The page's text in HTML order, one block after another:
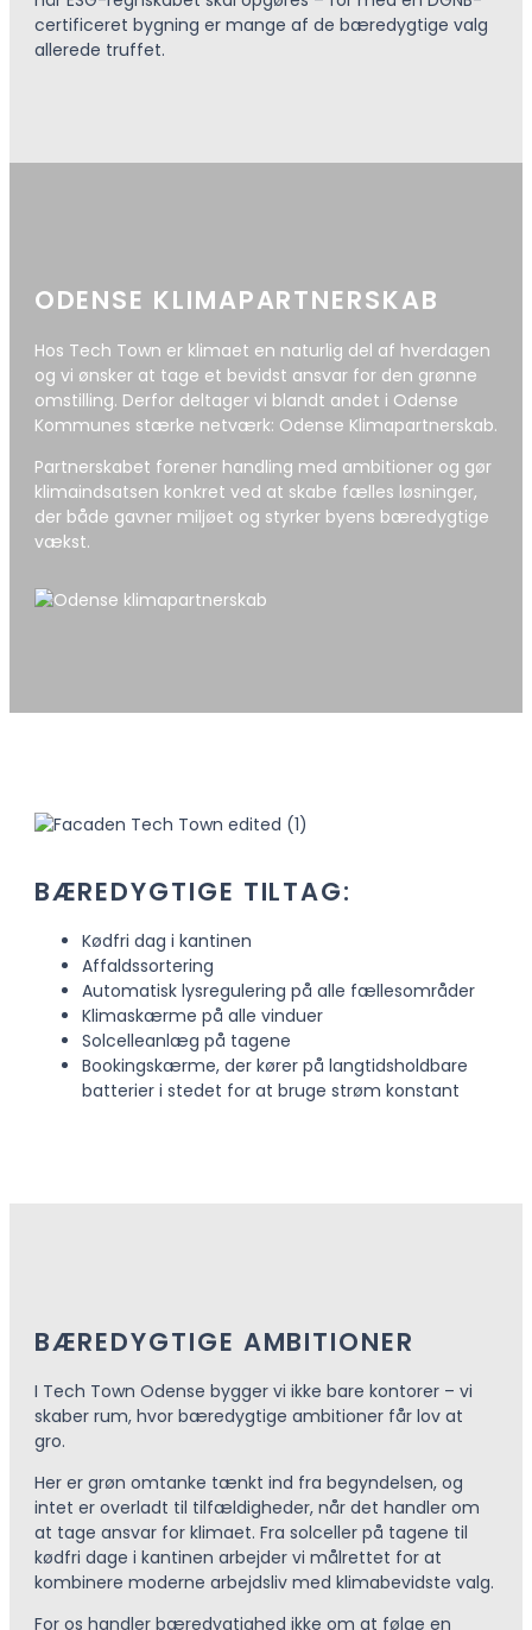
certificeret bygning er mange af de bæredygtige valg
allerede truffet.
ODENSE KLIMAPARTNERSKAB
Hos Tech Town er klimaet en naturlig del af hverdagen
og vi ønsker at tage et bevidst ansvar for den grønne
omstilling. Derfor deltager vi blandt andet i Odense
Kommunes stærke netværk: Odense Klimapartnerskab.
Partnerskabet forener handling med ambitioner og gør
klimaindsatsen konkret ved at skabe fælles løsninger,
der både gavner miljøet og styrker byens bæredygtige
vækst.
BÆREDYGTIGE TILTAG:
Kødfri dag i kantinen
Affaldssortering
Automatisk lysregulering på alle fællesområder
Klimaskærme på alle vinduer
Solcelleanlæg på tagene
Bookingskærme, der kører på langtidsholdbare
batterier i stedet for at bruge strøm konstant
BÆREDYGTIGE AMBITIONER
I Tech Town Odense bygger vi ikke bare kontorer – vi
skaber rum, hvor bæredygtige ambitioner får lov at
gro.
Her er grøn omtanke tænkt ind fra begyndelsen, og
intet er overladt til tilfældigheder, når det handler om
at tage ansvar for klimaet. Fra solceller på tagene til
kødfri dage i kantinen arbejder vi målrettet for at
kombinere moderne arbejdsliv med klimabevidste valg.
For os handler bæredygtighed ikke om at følge en